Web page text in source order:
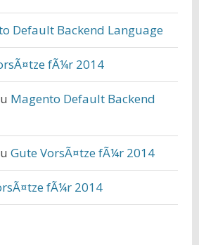
Default Backend Language
fÃ¼r 2014
Magento Default Backend
Gute VorsÃ¤tze fÃ¼r 2014
fÃ¼r 2014